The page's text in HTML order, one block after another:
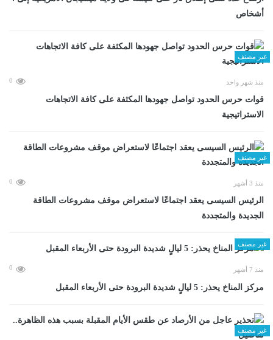
أشخاص
غير مصنف
منذ شهر واحد 0
قوات حرس الحدود تواصل جهودها المكثفة على كافة الاتجاهات
الاستراتيجية
غير مصنف
منذ 3 أشهر 0
الرئيس السيسى يعقد اجتماعًا لاستعراض موقف مشروعات الطاقة
الجديدة والمتجددة
غير مصنف
منذ 7 أشهر 0
مركز المناخ يحذر: 5 ليالٍ شديدة البرودة حتى الأربعاء المقبل
غير مصنف